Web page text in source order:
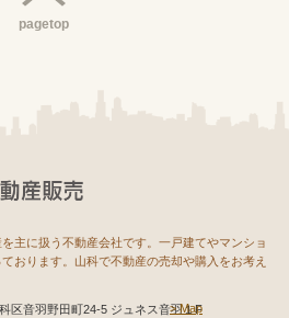
pagetop
主に扱う不動産会社です。一戸建てやマンショ
おります。山科で不動産の売却や購入をお考え
Map
区音羽野田町24-5 ジュネス音羽１F